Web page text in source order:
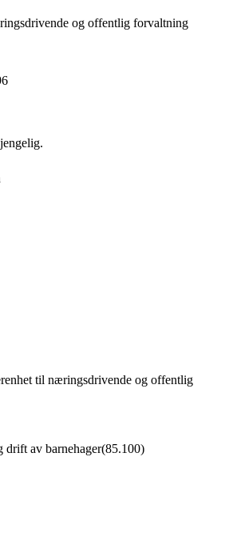
og offentlig forvaltning
til næringsdrivende og offentlig
drift av barnehager(85.100)